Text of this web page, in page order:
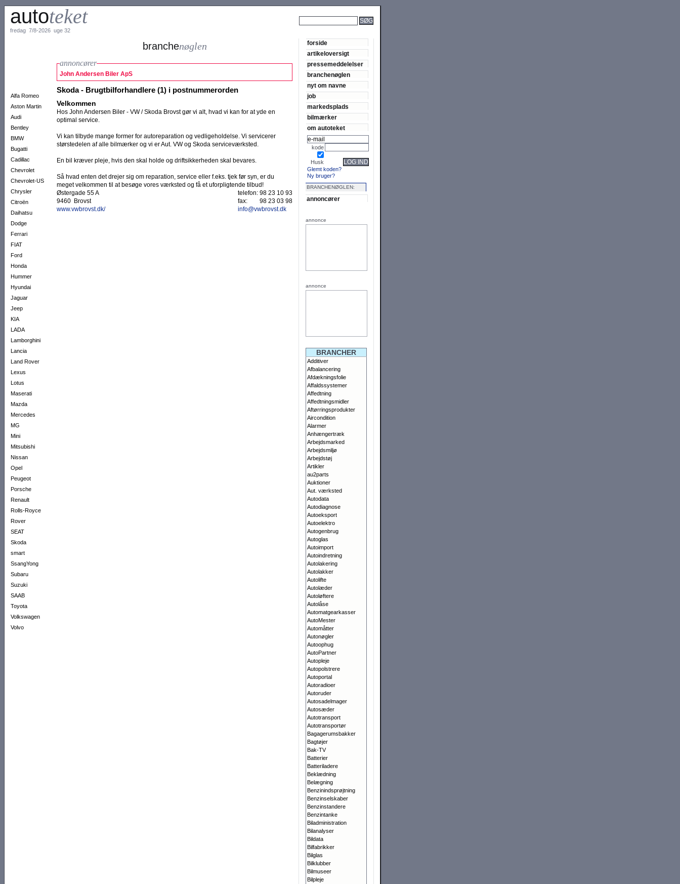
autoteket SØG
fredag 7/8-2026 uge 32
Alfa Romeo
Aston Martin
Audi
Bentley
BMW
Bugatti
Cadillac
Chevrolet
Chevrolet-US
Chrysler
Citroën
Daihatsu
Dodge
Ferrari
FIAT
Ford
Honda
Hummer
Hyundai
Jaguar
Jeep
KIA
LADA
Lamborghini
Lancia
Land Rover
Lexus
Lotus
Maserati
Mazda
Mercedes
MG
Mini
Mitsubishi
Nissan
Opel
Peugeot
Porsche
Renault
Rolls-Royce
Rover
SEAT
Skoda
smart
SsangYong
Subaru
Suzuki
SAAB
Toyota
Volkswagen
Volvo
branchenøglen
annoncører
John Andersen Biler ApS
Skoda - Brugtbilforhandlere (1) i postnummerorden
Velkommen
Hos John Andersen Biler - VW / Skoda Brovst gør vi alt, hvad vi kan for at yde en
optimal service.
Vi kan tilbyde mange former for autoreparation og vedligeholdelse. Vi servicerer
størstedelen af alle bilmærker og vi er Aut. VW og Skoda serviceværksted.
En bil kræver pleje, hvis den skal holde og driftsikkerheden skal bevares.
Så hvad enten det drejer sig om reparation, service eller f.eks. tjek før syn, er du
meget velkommen til at besøge vores værksted og få et uforpligtende tilbud!
Østergade 55 A
9460 Brovst
www.vwbrovst.dk/
telefon: 98 23 10 93
fax:
98 23 03 98
info@vwbrovst.dk
forside
artikeloversigt
pressemeddelelser
branchenøglen
nyt om navne
job
markedsplads
bilmærker
om autoteket
kode
Husk LOG IND
Glemt koden?
Ny bruger?
BRANCHENØGLEN:
annoncører
annonce
annonce
BRANCHER
Additiver
Afbalancering
Afdækningsfolie
Affaldssystemer
Affedtning
Affedtningsmidler
Aftørringsprodukter
Aircondition
Alarmer
Anhængertræk
Arbejdsmarked
Arbejdsmiljø
Arbejdstøj
Artikler
au2parts
Auktioner
Aut. værksted
Autodata
Autodiagnose
Autoeksport
Autoelektro
Autogenbrug
Autoglas
Autoimport
Autoindretning
Autolakering
Autolakker
Autolifte
Autolæder
Autoløftere
Autolåse
Automatgearkasser
AutoMester
Automåtter
Autonøgler
Autoophug
AutoPartner
Autopleje
Autopolstrere
Autoportal
Autoradioer
Autoruder
Autosadelmager
Autosæder
Autotransport
Autotransportør
Bagagerumsbakker
Bagtøjer
Bak-TV
Batterier
Batteriladere
Beklædning
Belægning
Benzinindsprøjtning
Benzinselskaber
Benzinstandere
Benzintanke
Biladministration
Bilanalyser
Bildata
Bilfabrikker
Bilglas
Bilklubber
Bilmuseer
Bilpleje